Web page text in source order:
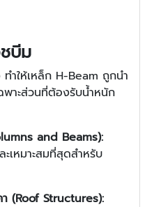
บีม
ให้เหล็ก H-Beam ถูกนำ
พาะส่วนที่ต้องรับน้ำหนัก
and Beams):
ะเหมาะสมที่สุดสำหรับ
(Roof Structures):